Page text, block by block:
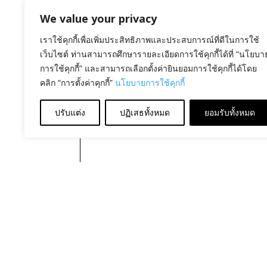
We value your privacy
เราใช้คุกกี้เพื่อเพิ่มประสิทธิภาพและประสบการณ์ที่ดีในการใช้
เว็บไซต์ ท่านสามารถศึกษารายละเอียดการใช้คุกกี้ได้ที่ “นโยบา
การใช้คุกกี้” และสามารถเลือกตั้งค่ายินยอมการใช้คุกกี้ได้โดย
คลิก “การตั้งค่าคุกกี้” นโยบายการใช้คุกกี้
ปรับแต่ง ปฏิเสธทั้งหมด ยอมรับทั้งหมด